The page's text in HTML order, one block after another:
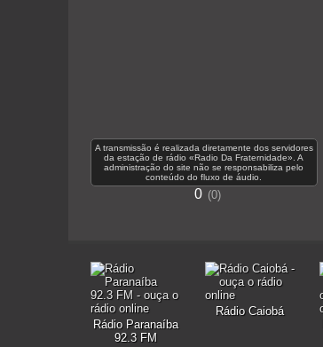
A transmissão é realizada diretamente dos servidores
da estação de rádio «Radio Da Fraternidade». A
administração do site não se responsabiliza pelo
conteúdo do fluxo de áudio.
0 0
Rádio Paranaíba
92.3 FM
Rádio Caiobá